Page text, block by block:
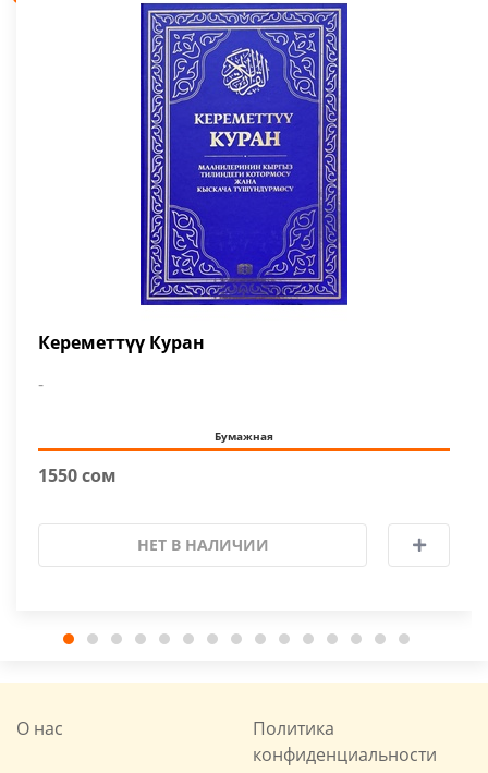
Кереметтүү Куран
-
Бумажная
1550 сом
НЕТ В НАЛИЧИИ
О нас
Политика
конфиденциальности